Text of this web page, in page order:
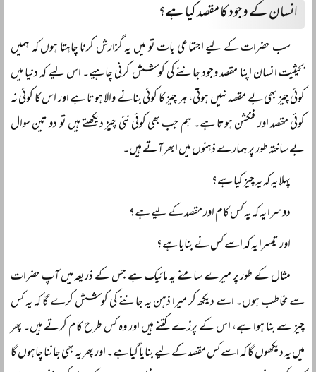
انسان کے وجود کا مقصد کیا ہے؟
سب حضرات کے لیے اجتماعی بات تو میں یہ گزارش کرنا چاہتا ہوں کہ ہمیں
بحیثیت انسان اپنا مقصد وجود جاننے کی کوشش کرنی چاہیے۔ اس لیے کہ دنیا میں
کوئی چیز بھی بے مقصد نہیں ہوتی، ہر چیز کا کوئی بنانے والا ہوتا ہے اور اس کا کوئی نہ
کوئی مقصد اور فنکشن ہوتا ہے۔ ہم جب بھی کوئی نئی چیز دیکھتے ہیں تو دو تین سوال
بے ساختہ طور پر ہمارے ذہنوں میں ابھر آتے ہیں۔
پہلا یہ کہ یہ چیز کیا ہے؟
دوسرا یہ کہ یہ کس کام اور مقصد کے لیے ہے؟
اور تیسرا یہ کہ اسے کس نے بنایا ہے؟
مثال کے طور پر میرے سامنے یہ مائیک ہے جس کے ذریعہ میں آپ حضرات
سے مخاطب ہوں۔ اسے دیکھ کر میرا ذہن یہ جاننے کی کوشش کرے گا کہ یہ کس
چیز سے بنا ہوا ہے، اس کے پرزے کتنے ہیں اور وہ کس طرح کام کرتے ہیں۔ پھر
میں یہ دیکھوں گا کہ اسے کس مقصد کے لیے بنایا گیا ہے۔ اور پھر یہ بھی جاننا چاہوں گا